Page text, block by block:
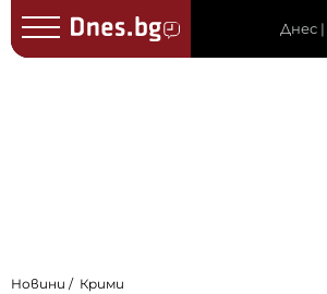
Днес |
Новини Крими